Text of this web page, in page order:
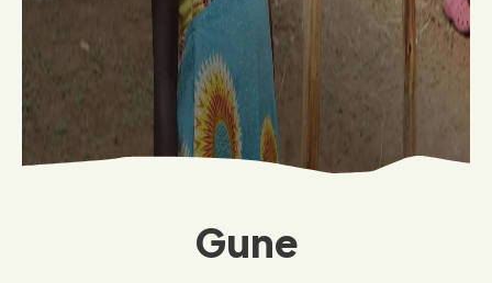
Gune